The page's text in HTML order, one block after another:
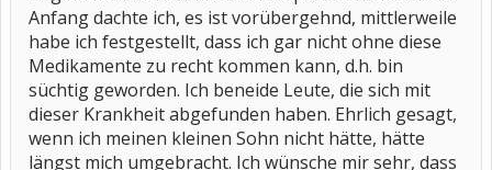
Anfang dachte ich, es ist vorübergehnd, mittlerweile
habe ich festgestellt, dass ich gar nicht ohne diese
Medikamente zu recht kommen kann, d.h. bin
süchtig geworden. Ich beneide Leute, die sich mit
dieser Krankheit abgefunden haben. Ehrlich gesagt,
wenn ich meinen kleinen Sohn nicht hätte, hätte
längst mich umgebracht. Ich wünsche mir sehr, dass